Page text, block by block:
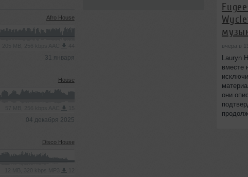
Afro House
31 января
House
04 декабря 2025
Disco House
вчера в
Lauryn
вместе
они